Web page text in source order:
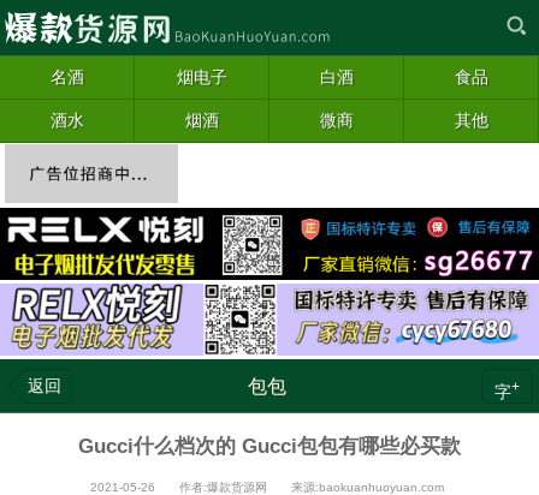
名酒 烟电子 白酒 食品
酒水 烟酒 微商 其他
返回 包包 字+
Gucci什么档次的 Gucci包包有哪些必买款
2021-05-26 作者:爆款货源网 来源:baokuanhuoyuan.com